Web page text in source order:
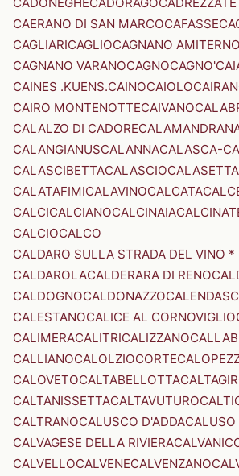
CAERANO DI SAN MARCOCAFASSE
CAGLIARICAGLIOCAGNANO AMITERNO
CAGNANO VARANOCAGNOCAGNO'
CAINES .KUENS.CAINOCAIOLO
CAIRO MONTENOTTECAIVANO
CALALZO DI CADORE
CALANGIANUSCALANNACALASCA-
CALASCIBETTACALASCIOCALASETTA
CALATAFIMICALAVINOCALCATA
CALCICALCIANOCALCINAIA
CALCIOCALCO
CALDARO SULLA STRADA DEL VINO *
CALDAROLACALDERARA DI RENO
CALDOGNOCALDONAZZO
CALESTANOCALICE AL CORNOVIGLIO
CALIMERACALITRICALIZZANO
CALLIANOCALOLZIOCORTE
CALOVETOCALTABELLOTTA
CALTANISSETTACALTAVUTURO
CALTRANOCALUSCO D'ADDACALUSO
CALVAGESE DELLA RIVIERA
CALVELLOCALVENECALVENZANO